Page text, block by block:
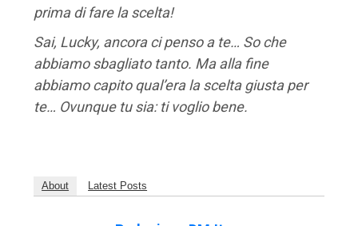
prima di fare la scelta!
Sai, Lucky, ancora ci penso a te… So che
abbiamo sbagliato tanto. Ma alla fine
abbiamo capito qual’era la scelta giusta per
te… Ovunque tu sia: ti voglio bene.
About Latest Posts